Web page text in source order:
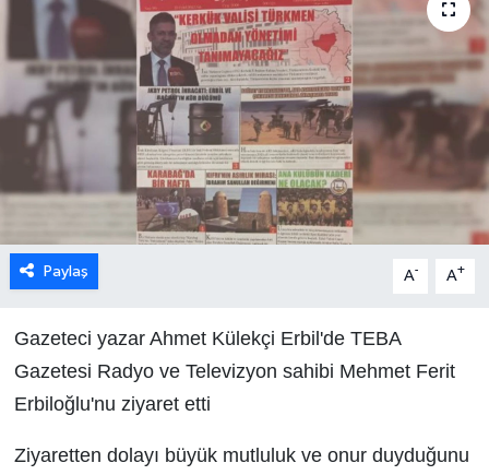
Paylaş A- A+
Gazeteci yazar Ahmet Külekçi Erbil'de TEBA
Gazetesi Radyo ve Televizyon sahibi Mehmet Ferit
Erbiloğlu'nu ziyaret etti
Ziyaretten dolayı büyük mutluluk ve onur duyduğunu
Haber Arşivi